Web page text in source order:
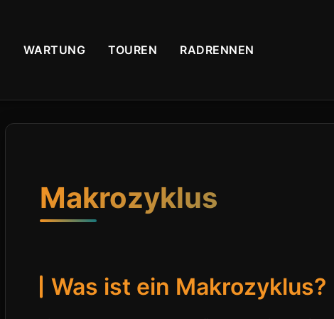
WARTUNG TOUREN RADRENNEN
Makrozyklus
Was ist ein Makrozyklus?